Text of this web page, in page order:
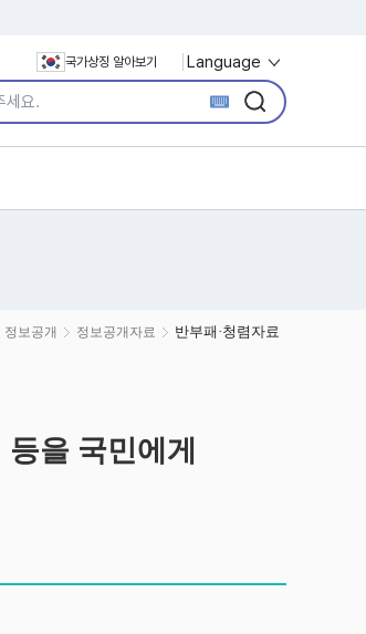
국가상징 알아보기 Language
검색
검색
정보공개 정보공개자료 반부패·청렴자료
등을 국민에게